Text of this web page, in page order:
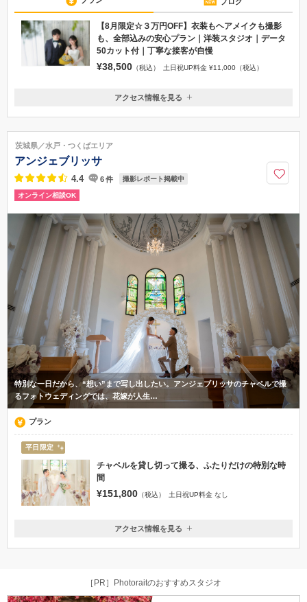
【8月限定☆３万円OFF】衣装もヘアメイクも撮影
も、全部込みの安心プラン｜洋装スタジオ｜データ
50カット付｜丁寧な接客が自慢
¥38,500 （税込） 土日祝UP料金 ¥11,000（税込）
茨城県ひたちなか市表町11-5
029-273-8777
アクセス情報を見る
茨城県／水戸・つくばエリア
アンジェブリッサ
4.4 6件 撮影レポート掲載中
オンライン相談OK
特別な一日だから、“想い”まで写し出したい。アンジェブリッサのチャペルで撮
るフォトウェディングでは、花嫁が人生…
プラン
平日限定
チャペルを貸し切って撮る、ふたりだけの特別な時
間
¥151,800 （税込） 土日祝UP料金 なし
茨城県つくば市東新井38-9
アクセス情報を見る
［PR］Photoraitのおすすめスタジオ